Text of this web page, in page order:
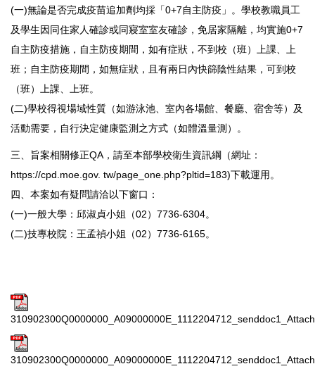
(一)無論是否完成疫苗追加劑均採「0+7自主防疫」。學校教職員工
及學生因同住家人確診或同寢室室友確診，免居家隔離，均實施0+7
自主防疫措施，自主防疫期間，如有症狀，不到校（班）上課、上
班；自主防疫期間，如無症狀，且有兩日內快篩陰性結果，可到校
（班）上課、上班。
(二)學校得視場域性質（如游泳池、室內各場館、餐廳、宿舍等）及
活動需要，自行決定健康監測之方式（如體溫量測）。
三、旨案相關修正QA，請至本部學校衛生資訊綱（網址：
https://cpd.moe.gov. tw/page_one.php?pltid=183)下載運用。
四、本案如有疑問請洽以下窗口：
(一)一般大學：邱淑貞小姐（02）7736-6304。
(二)技專校院：王孟禎小姐（02）7736-6165。